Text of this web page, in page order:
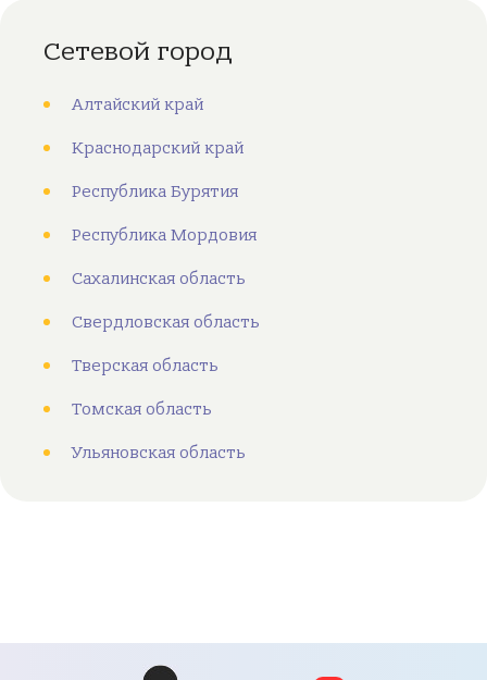
Сетевой город
Алтайский край
Краснодарский край
Республика Бурятия
Республика Мордовия
Сахалинская область
Свердловская область
Тверская область
Томская область
Ульяновская область